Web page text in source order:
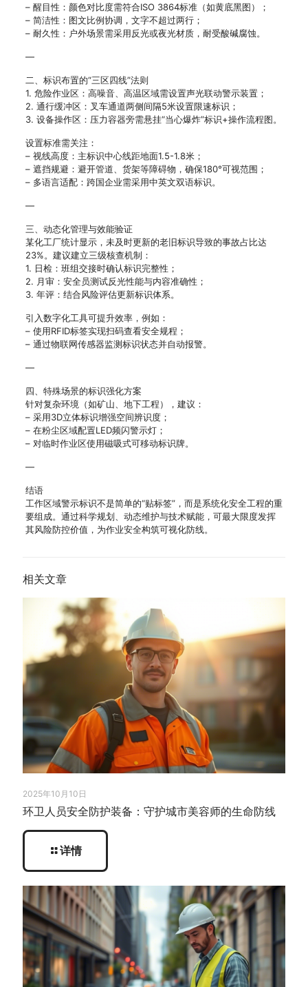
– 醒目性：颜色对比度需符合ISO 3864标准（如黄底黑图）；
– 简洁性：图文比例协调，文字不超过两行；
– 耐久性：户外场景需采用反光或夜光材质，耐受酸碱腐蚀。
—
二、标识布置的“三区四线”法则
1. 危险作业区：高噪音、高温区域需设置声光联动警示装置；
2. 通行缓冲区：叉车通道两侧间隔5米设置限速标识；
3. 设备操作区：压力容器旁需悬挂“当心爆炸”标识+操作流程图。
设置标准需关注：
– 视线高度：主标识中心线距地面1.5-1.8米；
– 遮挡规避：避开管道、货架等障碍物，确保180°可视范围；
– 多语言适配：跨国企业需采用中英文双语标识。
—
三、动态化管理与效能验证
某化工厂统计显示，未及时更新的老旧标识导致的事故占比达
23%。建议建立三级核查机制：
1. 日检：班组交接时确认标识完整性；
2. 月审：安全员测试反光性能与内容准确性；
3. 年评：结合风险评估更新标识体系。
引入数字化工具可提升效率，例如：
– 使用RFID标签实现扫码查看安全规程；
– 通过物联网传感器监测标识状态并自动报警。
—
四、特殊场景的标识强化方案
针对复杂环境（如矿山、地下工程），建议：
– 采用3D立体标识增强空间辨识度；
– 在粉尘区域配置LED频闪警示灯；
– 对临时作业区使用磁吸式可移动标识牌。
—
结语
工作区域警示标识不是简单的“贴标签”，而是系统化安全工程的重
要组成。通过科学规划、动态维护与技术赋能，可最大限度发挥
其风险防控价值，为作业安全构筑可视化防线。
相关文章
2025年10月10日
环卫人员安全防护装备：守护城市美容师的生命防线
详情